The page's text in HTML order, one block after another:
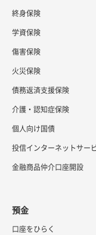
終身保険
学資保険
傷害保険
火災保険
債務返済支援保険
介護・認知症保険
個人向け国債
投信インターネットサー
金融商品仲介口座開設
預金
口座をひらく